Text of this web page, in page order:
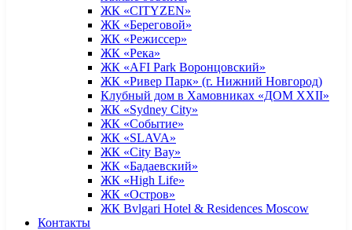
ЖК «CITYZEN»
ЖК «Береговой»
ЖК «Режиссер»
ЖК «Река»
ЖК «AFI Park Воронцовский»
ЖК «Ривер Парк» (г. Нижний Новгород)
Клубный дом в Хамовниках «ДОМ XXII»
ЖК «Sydney City»
ЖК «Событие»
ЖК «SLAVA»
ЖК «City Bay»
ЖК «Бадаевский»
ЖК «High Life»
ЖК «Остров»
ЖК Bvlgari Hotel & Residences Moscow
Контакты